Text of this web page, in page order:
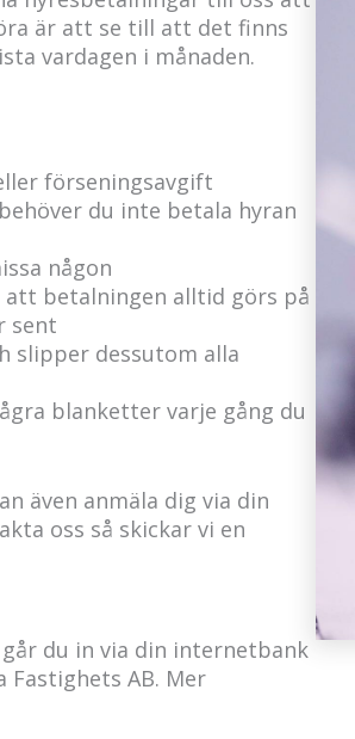
är att se till att det finns
vardagen i månaden.
förseningsavgift
du inte betala hyran
någon
att betalningen alltid görs på
sent
slipper dessutom alla
blanketter varje gång du
även anmäla dig via din
oss så skickar vi en
du in via din internetbank
AB. Mer